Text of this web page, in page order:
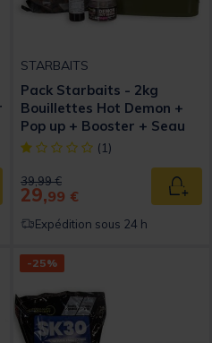
Rating
au panier
STARBAITS
Pack Starbaits - 2kg
Bouillettes Hot Demon +
Pop up + Booster + Seau
[object Object] out of 5
(1)
Price reduced from
39,99 €to
29,99 €
Expédition sous 24 h
-25%